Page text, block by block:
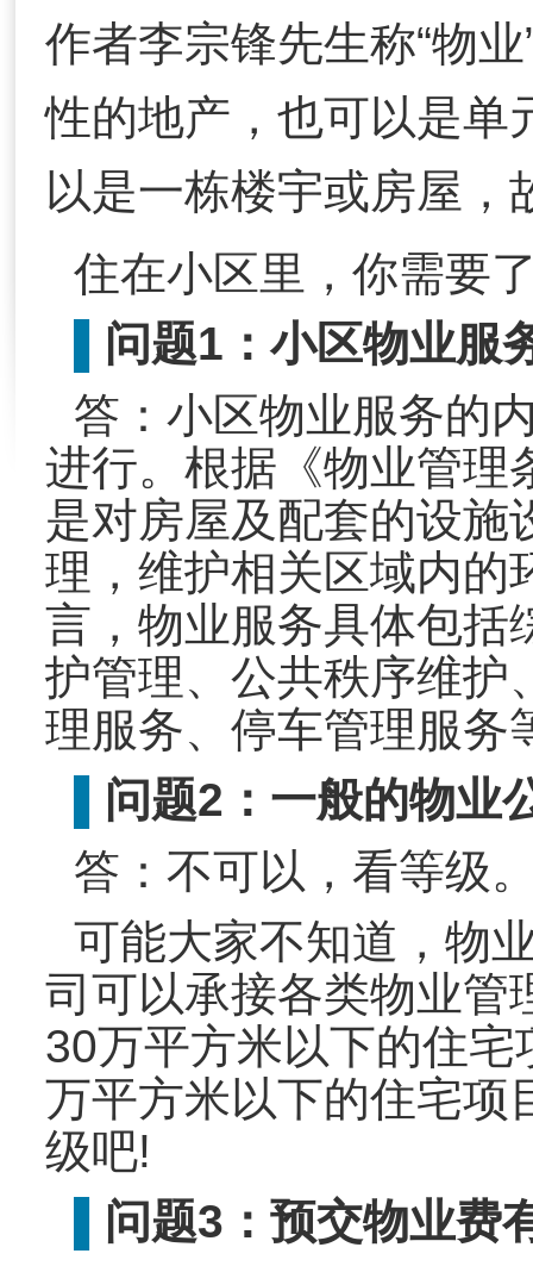
作者李宗锋先生称“物
性的地产，也可以是单
以是一栋楼宇或房屋，
住在小区里，你需要
问题1：小区物业服
答：小区物业服务的
进行。根据《物业管理
是对房屋及配套的设施
理，维护相关区域内的
言，物业服务具体包括
护管理、公共秩序维护
理服务、停车管理服务
问题2：一般的物业
答：不可以，看等级
可能大家不知道，物
司可以承接各类物业管
30万平方米以下的住
万平方米以下的住宅项
级吧!
问题3：预交物业费